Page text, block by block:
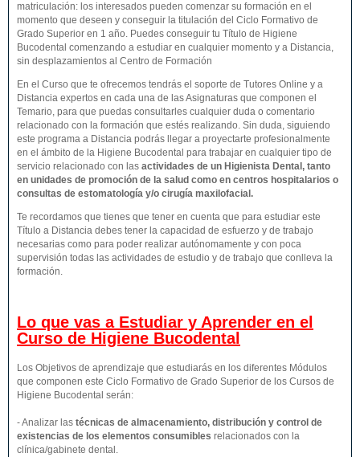
matriculación: los interesados pueden comenzar su formación en el
momento que deseen y conseguir la titulación del Ciclo Formativo de
Grado Superior en 1 año. Puedes conseguir tu Título de Higiene
Bucodental comenzando a estudiar en cualquier momento y a Distancia,
sin desplazamientos al Centro de Formación
En el Curso que te ofrecemos tendrás el soporte de Tutores Online y a
Distancia expertos en cada una de las Asignaturas que componen el
Temario, para que puedas consultarles cualquier duda o comentario
relacionado con la formación que estés realizando. Sin duda, siguiendo
este programa a Distancia podrás llegar a proyectarte profesionalmente
en el ámbito de la Higiene Bucodental para trabajar en cualquier tipo de
servicio relacionado con las actividades de un Higienista Dental, tanto
en unidades de promoción de la salud como en centros hospitalarios o
consultas de estomatología y/o cirugía maxilofacial.
Te recordamos que tienes que tener en cuenta que para estudiar este
Título a Distancia debes tener la capacidad de esfuerzo y de trabajo
necesarias como para poder realizar autónomamente y con poca
supervisión todas las actividades de estudio y de trabajo que conlleva la
formación.
Lo que vas a Estudiar y Aprender en el
Curso de Higiene Bucodental
Los Objetivos de aprendizaje que estudiarás en los diferentes Módulos
que componen este Ciclo Formativo de Grado Superior de los Cursos de
Higiene Bucodental serán:
- Analizar las técnicas de almacenamiento, distribución y control de
existencias de los elementos consumibles relacionados con la
clínica/gabinete dental.